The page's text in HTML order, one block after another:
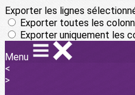
Exporter les lignes
Exporter toutes les
Exporter uniquement les
Menu
<
>